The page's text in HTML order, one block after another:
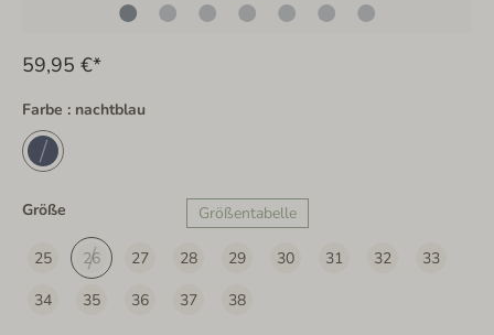
59,95 €*
Farbe : nachtblau
Größe Größentabelle
25 26 27 28 29 30 31 32
33
34
35 36 37 38